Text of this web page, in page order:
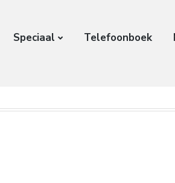
Speciaal Telefoonboek